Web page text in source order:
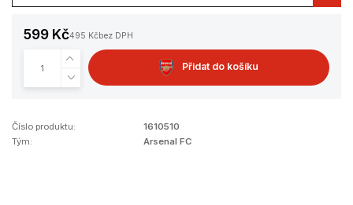
599 Kč495 Kčbez DPH
Přidat do košíku
Číslo produktu:
1610510
Tým:
Arsenal FC